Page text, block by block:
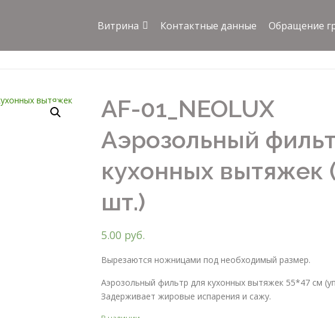
Витрина Контактные данные Обращение
AF-01_NEOLUX
Аэрозольный
кухонных вытяжек
шт.)
5.00 руб.
Вырезаются ножницами под необходимый размер.
Аэрозольный фильтр для кухонных вытяжек 55*47 см
Задерживает жировые испарения и сажу.